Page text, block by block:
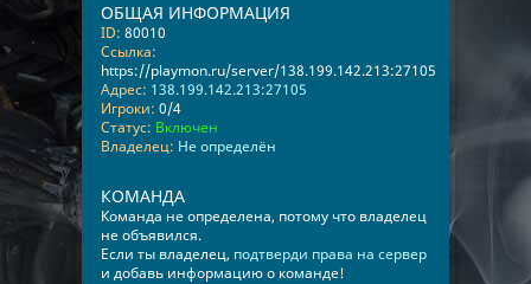
ОБЩАЯ ИНФОРМАЦИЯ
ID: 80010
Ссылка:
https://playmon.ru/server/138.199.142.213:27105
Адрес: 138.199.142.213:27105
Игроки: 0/4
Статус: Включен
Владелец: Не определён
КОМАНДА
Команда не определена, потому что владелец
не объявился.
Если ты владелец, подтверди права на сервер
и добавь информацию о команде!